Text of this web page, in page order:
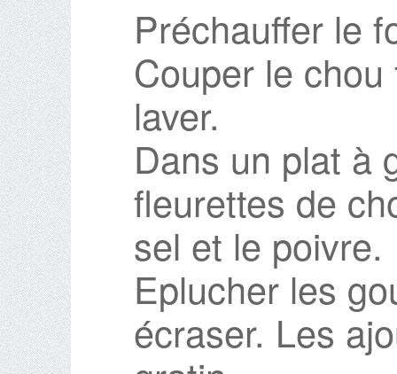
Préchauffer le
Couper le
laver.
Dans un plat à
fleurettes de
sel et le poivre.
Eplucher les
écraser. Les